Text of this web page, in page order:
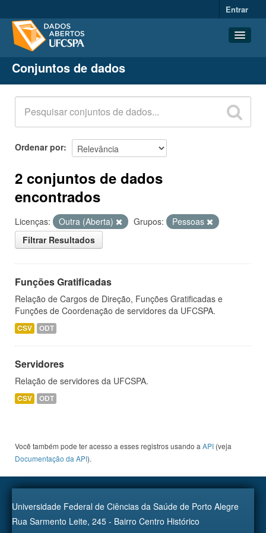
Entrar
Conjuntos de dados
Organizações
Grupos
Sobre
Conjuntos de dados
Ordenar por
2 conjuntos de dados
encontrados
Licenças: Outra (Aberta) Grupos:
Pessoas
Filtrar Resultados
Funções Gratificadas
Relação de Cargos de Direção, Funções Gratificadas e
Funções de Coordenação de servidores da UFCSPA.
CSV ODT
Servidores
Relação de servidores da UFCSPA.
CSV ODT
Você também pode ter acesso a esses registros usando a API (veja
Documentação da API).
Universidade Federal de Ciências da Saúde de Porto Alegre
Rua Sarmento Leite, 245 - Bairro Centro Histórico